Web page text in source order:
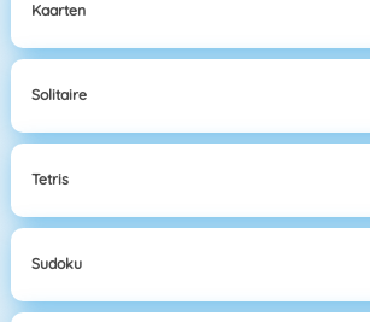
Kaarten
Solitaire
Tetris
Sudoku